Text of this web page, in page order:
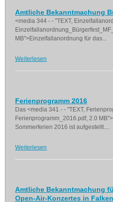
Amtliche Bekanntmachung
<media 344 - - "TEXT,
MB">Einzelfallanordnung für das...
Weiterlesen
Ferienprogramm 2016
Das <media 341 - - "TEXT,
Ferienprogramm_2016.pdf, 2.0
Sommerferien 2016 ist aufgestellt....
Weiterlesen
Amtliche Bekanntmachung
Open-Air-Konzertes in